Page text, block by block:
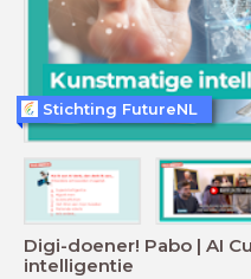
Digi-doener! Pabo | AI
intelligentie
Stichting FutureNL